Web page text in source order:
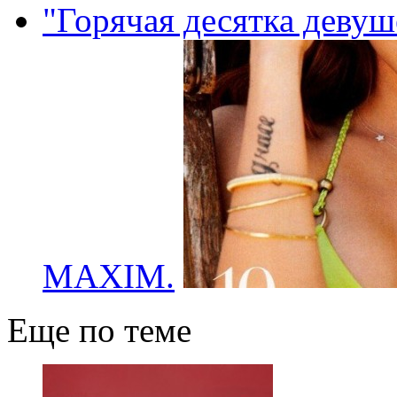
"Горячая десятка
MAXIM.
Еще по теме